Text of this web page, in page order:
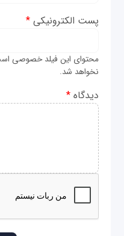
پست الکترونیکی*
محتوای این فیلد خصوصی
نخواهد شد.
دیدگاه*